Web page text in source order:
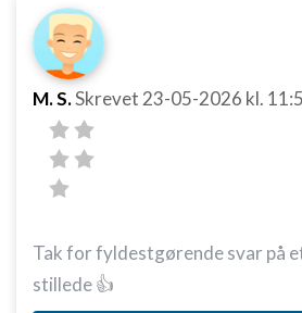
M. S.Skrevet 23-05-2026 kl.
Tak for fyldestgørende svar på
stillede 👍